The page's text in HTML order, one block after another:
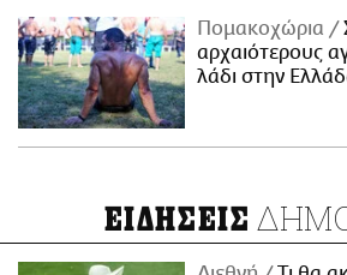
Πομακοχώρια
αρχαιότερους
λάδι στην
ΕΙΔΗΣΕΙΣ